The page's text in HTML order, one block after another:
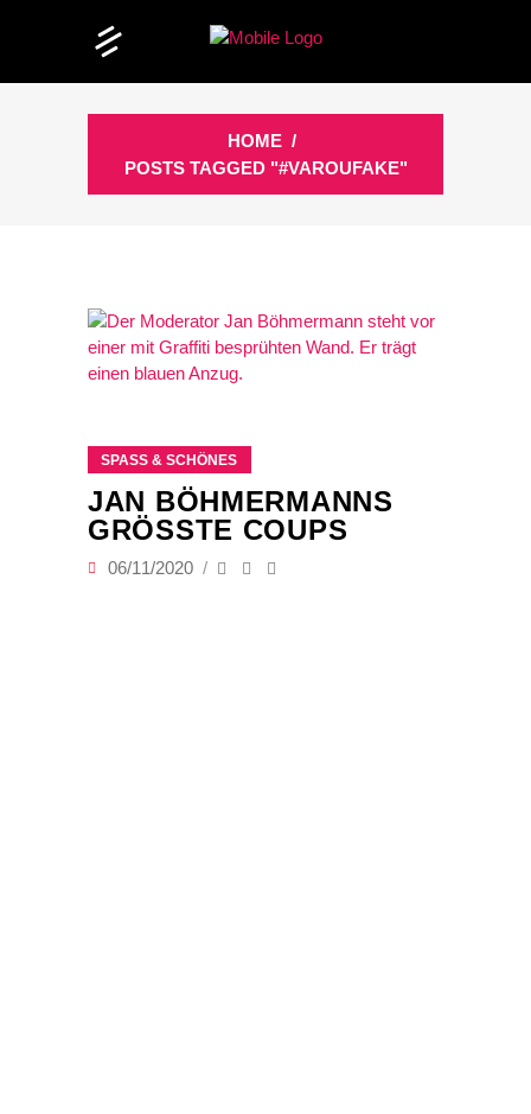
HOME /
POSTS TAGGED "#VAROUFAKE"
SPASS & SCHÖNES
JAN BÖHMERMANNS
GRÖSSTE COUPS
06/11/2020